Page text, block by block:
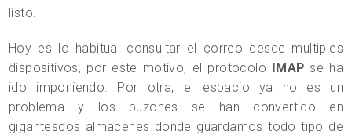
listo.
Hoy es lo habitual consultar el correo desde multiples
dispositivos, por este motivo, el protocolo
IMAP se ha
ido imponiendo. Por otra, el espacio ya no es un
problema y los buzones se han convertido en
gigantescos almacenes donde guardamos todo tipo de